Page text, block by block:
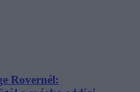
Rovernél: